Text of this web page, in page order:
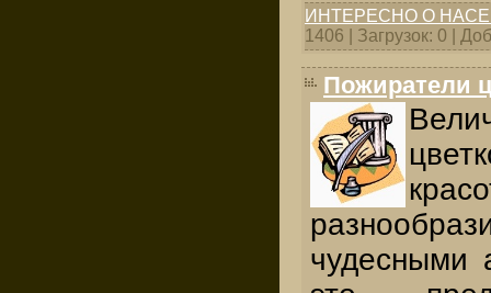
ИНТЕРЕСНО О
1406 | Загрузок: 0 |
Пожиратели
чудесными